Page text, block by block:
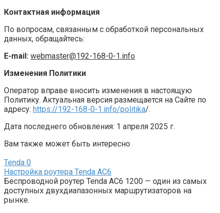
Контактная информация
По вопросам, связанным с обработкой персональных
данных, обращайтесь:
E-mail: webmaster@192-168-0-1.info
Изменения Политики
Оператор вправе вносить изменения в настоящую
Политику. Актуальная версия размещается на Сайте по
адресу: https://192-168-0-1.info/politika/.
Дата последнего обновления: 1 апреля 2025 г.
Вам также может быть интересно
Tenda 0
Настройка роутера Tenda AC6
Беспроводной роутер Tenda АС6 1200 — один из самых
доступных двухдиапазонных маршрутизаторов на
рынке.